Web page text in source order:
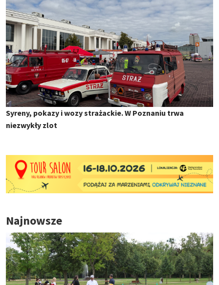
Syreny, pokazy i wozy strażackie. W Poznaniu trwa
niezwykły zlot
Najnowsze